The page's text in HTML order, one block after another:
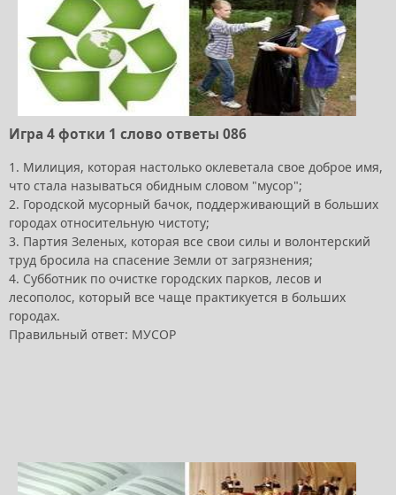
Игра 4 фотки 1 слово ответы 086
1. Милиция, которая настолько оклеветала свое доброе имя,
что стала называться обидным словом "мусор";
2. Городской мусорный бачок, поддерживающий в больших
городах относительную чистоту;
3. Партия Зеленых, которая все свои силы и волонтерский
труд бросила на спасение Земли от загрязнения;
4. Субботник по очистке городских парков, лесов и
лесополос, который все чаще практикуется в больших
городах.
Правильный ответ: МУСОР